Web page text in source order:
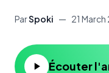
ParSpoki — 21
Écouter